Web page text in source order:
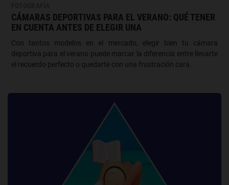
CÁMARAS DEPORTIVAS PARA EL VERANO: QUÉ TENER
EN CUENTA ANTES DE ELEGIR UNA
Con tantos modelos en el mercado, elegir bien tu cámara
deportiva para el verano puede marcar la diferencia entre llevarte
el recuerdo perfecto o quedarte con una frustración cara.